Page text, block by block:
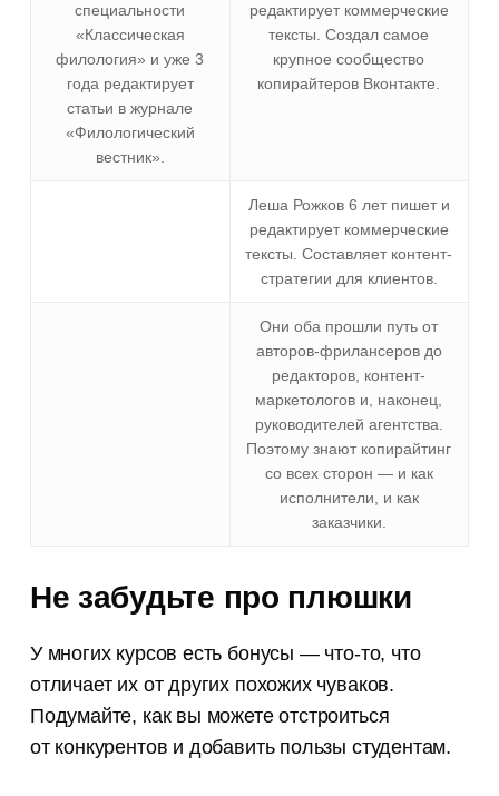
специальности
«Классическая
филология» и уже 3
года редактирует
статьи в журнале
«Филологический
вестник».
редактирует коммерческие
тексты. Создал самое
крупное сообщество
копирайтеров Вконтакте.
Леша Рожков 6 лет пишет и
редактирует коммерческие
тексты. Составляет контент-
стратегии для клиентов.
Они оба прошли путь от
авторов-фрилансеров до
редакторов, контент-
маркетологов и, наконец,
руководителей агентства.
Поэтому знают копирайтинг
со всех сторон — и как
исполнители, и как
заказчики.
Не забудьте про плюшки
У многих курсов есть бонусы — что-то, что
отличает их от других похожих чуваков.
Подумайте, как вы можете отстроиться
от конкурентов и добавить пользы студентам.